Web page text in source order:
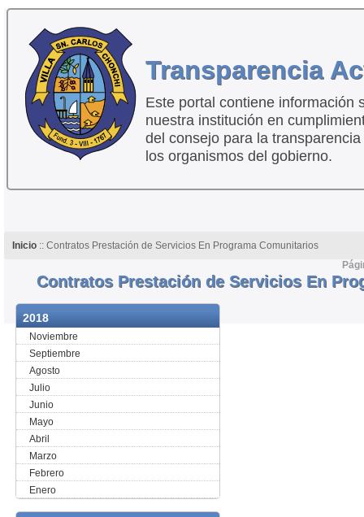
Transparencia
Este portal contiene información
nuestra institución en
del consejo para la
los organismos del gobierno.
Inicio:: Contratos Prestación de Servicios En Programa Comunitarios
Contratos Prestación de Servicios En
2018
Noviembre
Septiembre
Agosto
Julio
Junio
Mayo
Abril
Marzo
Febrero
Enero